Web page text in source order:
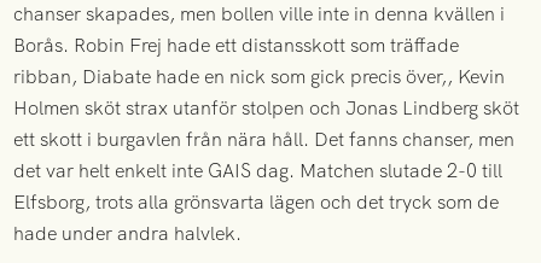
chanser skapades, men bollen ville inte in denna kvällen i
Borås. Robin Frej hade ett distansskott som träffade
ribban, Diabate hade en nick som gick precis över,, Kevin
Holmen sköt strax utanför stolpen och Jonas Lindberg sköt
ett skott i burgavlen från nära håll. Det fanns chanser, men
det var helt enkelt inte GAIS dag. Matchen slutade 2-0 till
Elfsborg, trots alla grönsvarta lägen och det tryck som de
hade under andra halvlek.